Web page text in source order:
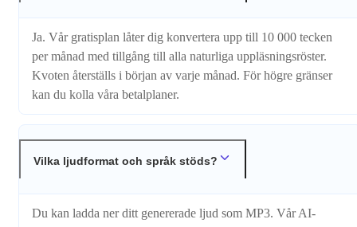
Ja. Vår gratisplan låter dig konvertera upp till 10 000 tecken
per månad med tillgång till alla naturliga uppläsningsröster.
Kvoten återställs i början av varje månad. För högre gränser
kan du kolla våra betalplaner.
Vilka ljudformat och språk stöds?
Du kan ladda ner ditt genererade ljud som MP3. Vår AI-